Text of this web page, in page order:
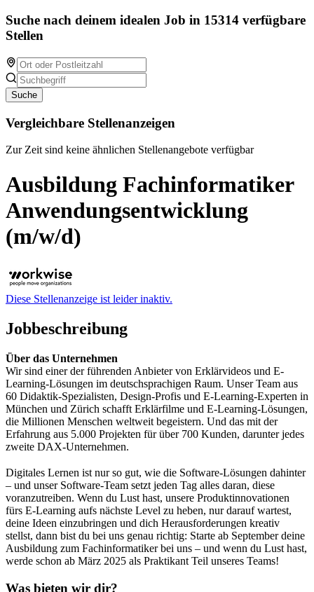
Suche nach deinem idealen Job in 15314 verfügbare
Stellen
Suche
Vergleichbare Stellenanzeigen
Zur Zeit sind keine ähnlichen Stellenangebote verfügbar
Ausbildung Fachinformatiker
Anwendungsentwicklung
(m/w/d)
Diese Stellenanzeige ist leider inaktiv.
Jobbeschreibung
Über das Unternehmen
Wir sind einer der führenden Anbieter von Erklärvideos und E-
Learning-Lösungen im deutschsprachigen Raum. Unser Team aus
60 Didaktik-Spezialisten, Design-Profis und E-Learning-Experten in
München und Zürich schafft Erklärfilme und E-Learning-Lösungen,
die Millionen Menschen weltweit begeistern. Und das mit der
Erfahrung aus 5.000 Projekten für über 700 Kunden, darunter jedes
zweite DAX-Unternehmen.
Digitales Lernen ist nur so gut, wie die Software-Lösungen dahinter
– und unser Software-Team setzt jeden Tag alles daran, diese
voranzutreiben. Wenn du Lust hast, unsere Produktinnovationen
fürs E-Learning aufs nächste Level zu heben, nur darauf wartest,
deine Ideen einzubringen und dich Herausforderungen kreativ
stellst, dann bist du bei uns genau richtig: Starte ab September deine
Ausbildung zum Fachinformatiker bei uns – und wenn du Lust hast,
werde schon ab März 2025 als Praktikant Teil unseres Teams!
Was bieten wir dir?